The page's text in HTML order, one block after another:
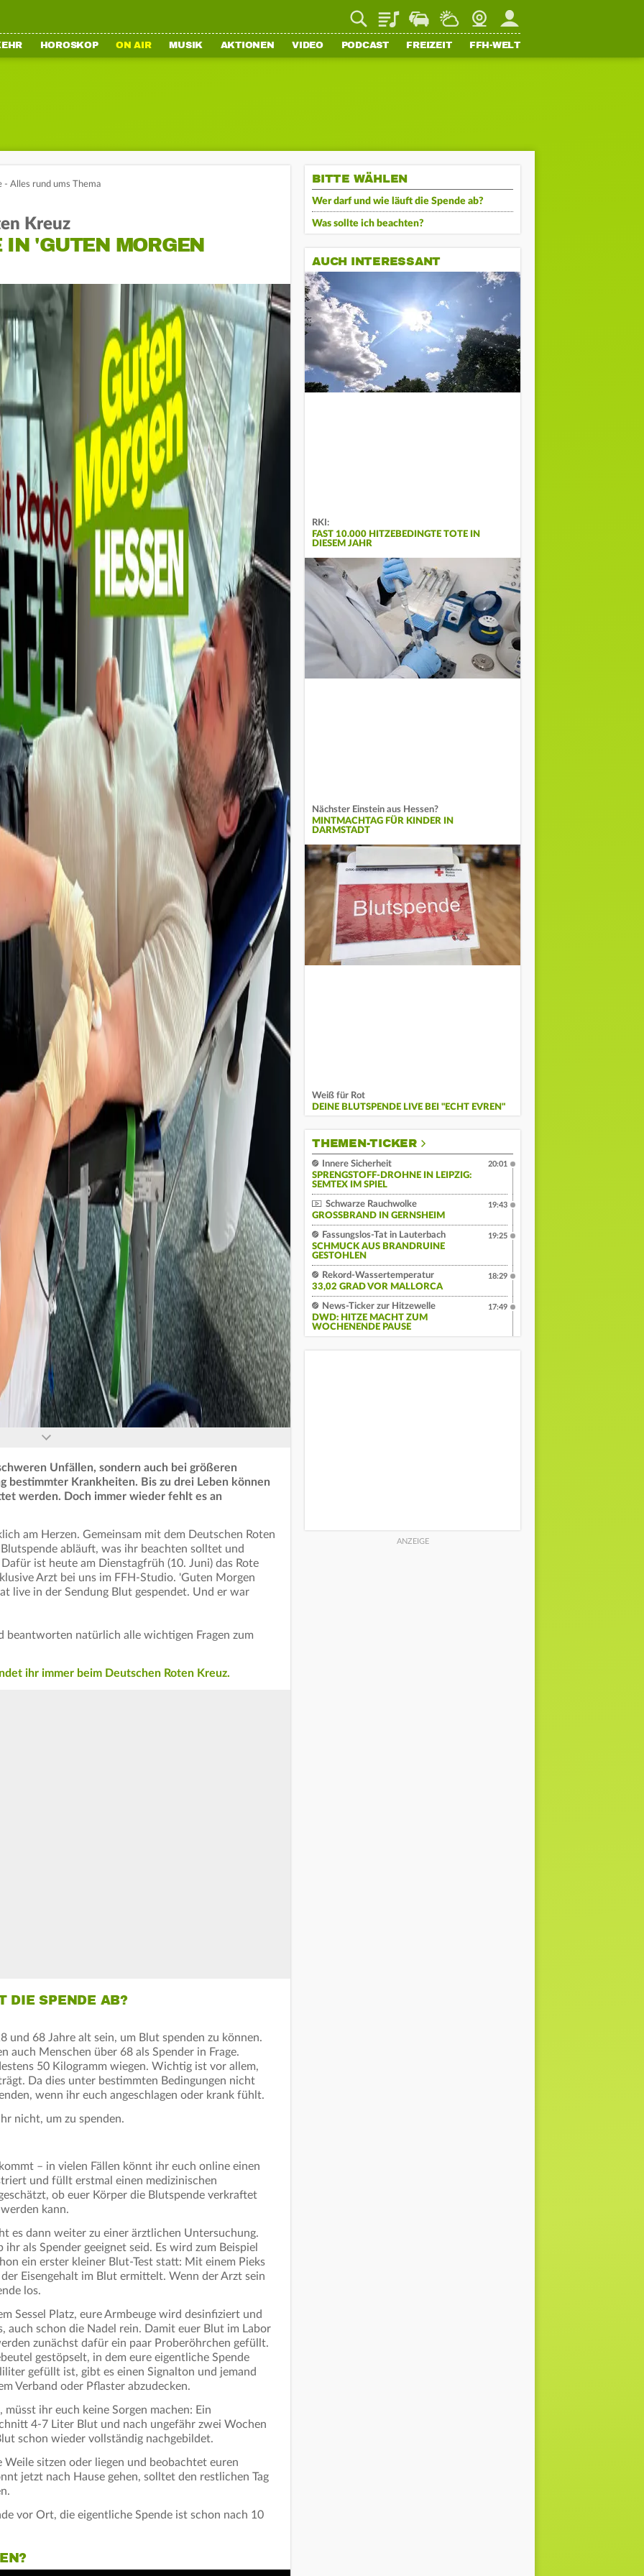
PlaylistStaupilotWetterWebcamMein FFH
HOROSKOP ON AIR MUSIK AKTIONEN VIDEO PODCAST FREIZEIT FFH-WELT
- Alles rund ums Thema
Kreuz
'GUTEN MORGEN
Unfällen, sondern auch bei größeren
bestimmter Krankheiten. Bis zu drei Leben können
werden. Doch immer wieder fehlt es an
am Herzen. Gemeinsam mit dem Deutschen Roten
abläuft, was ihr beachten solltet und
ist heute am Dienstagfrüh (10. Juni) das Rote
Arzt bei uns im FFH-Studio. 'Guten Morgen
live in der Sendung Blut gespendet. Und er war
beantworten natürlich alle wichtigen Fragen zum
ihr immer beim Deutschen Roten Kreuz.
DIE SPENDE AB?
und 68 Jahre alt sein, um Blut spenden zu können.
auch Menschen über 68 als Spender in Frage.
50 Kilogramm wiegen. Wichtig ist vor allem,
Da dies unter bestimmten Bedingungen nicht
wenn ihr euch angeschlagen oder krank fühlt.
nicht, um zu spenden.
– in vielen Fällen könnt ihr euch online einen
und füllt erstmal einen medizinischen
ob euer Körper die Blutspende verkraftet
kann.
es dann weiter zu einer ärztlichen Untersuchung.
als Spender geeignet seid. Es wird zum Beispiel
ein erster kleiner Blut-Test statt: Mit einem Pieks
Eisengehalt im Blut ermittelt. Wenn der Arzt sein
los.
Sessel Platz, eure Armbeuge wird desinfiziert und
auch schon die Nadel rein. Damit euer Blut im Labor
zunächst dafür ein paar Proberöhrchen gefüllt.
gestöpselt, in dem eure eigentliche Spende
gefüllt ist, gibt es einen Signalton und jemand
Verband oder Pflaster abzudecken.
ihr euch keine Sorgen machen: Ein
4-7 Liter Blut und nach ungefähr zwei Wochen
schon wieder vollständig nachgebildet.
sitzen oder liegen und beobachtet euren
jetzt nach Hause gehen, solltet den restlichen Tag
vor Ort, die eigentliche Spende ist schon nach 10
BITTE WÄHLEN
Wer darf und wie läuft die Spende ab?
Was sollte ich beachten?
AUCH INTERESSANT
RKI:
FAST 10.000 HITZEBEDINGTE TOTE IN
DIESEM JAHR
Nächster Einstein aus Hessen?
MINTMACHTAG FÜR KINDER IN
DARMSTADT
Weiß für Rot
DEINE BLUTSPENDE LIVE BEI "ECHT EVREN"
THEMEN-TICKER
Innere Sicherheit
SPRENGSTOFF-DROHNE IN LEIPZIG:
SEMTEX IM SPIEL
20:01
Schwarze Rauchwolke
GROSSBRAND IN GERNSHEIM
19:43
Fassungslos-Tat in Lauterbach
SCHMUCK AUS BRANDRUINE
GESTOHLEN
19:25
Rekord-Wassertemperatur
33,02 GRAD VOR MALLORCA
18:29
News-Ticker zur Hitzewelle
DWD: HITZE MACHT ZUM
WOCHENENDE PAUSE
17:49